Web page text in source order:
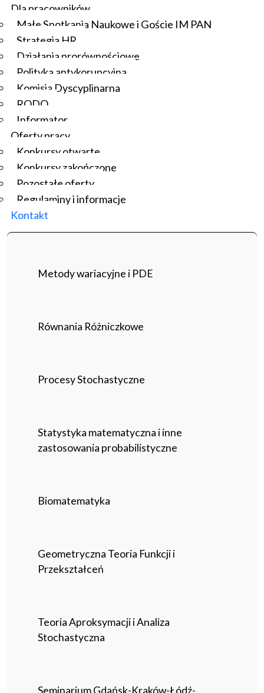
Dla pracowników
Małe Spotkania Naukowe i Goście IM PAN
Strategia HR
Działania prorównościowe
Polityka antykorupcyjna
Komisja Dyscyplinarna
RODO
Informator
Oferty pracy
Konkursy otwarte
Konkursy zakończone
Pozostałe oferty
Regulaminy i informacje
Kontakt
Metody wariacyjne i PDE
Równania Różniczkowe
Procesy Stochastyczne
Statystyka matematyczna i inne
zastosowania probabilistyczne
Biomatematyka
Geometryczna Teoria Funkcji i
Przekształceń
Teoria Aproksymacji i Analiza
Stochastyczna